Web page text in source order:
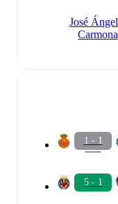
José Ángel
Carmona
1 - 1
5 - 1